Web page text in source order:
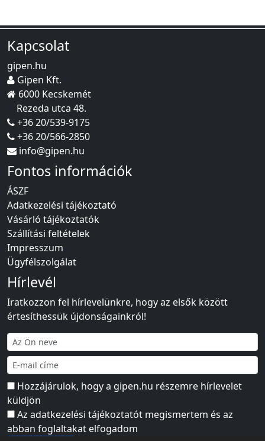
Kapcsolat
gipen.hu
Gipen Kft.
6000 Kecskemét
Rezeda utca 48.
+36 20/539-9175
+36 20/566-2850
info@gipen.hu
Fontos információk
ÁSZF
Adatkezelési tájékoztató
Vásárló tájékoztatók
Szállítási feltételek
Impresszum
Ügyfélszolgálat
Hírlevél
Iratkozzon fel hírlevelünkre, hogy az elsők között
értesíthessük újdonságainkról!
Hozzájárulok, hogy a gipen.hu részemre hírlevelet
küldjön
Az adatkezelési tájékoztatót megismertem és az
abban foglaltakat elfogadom